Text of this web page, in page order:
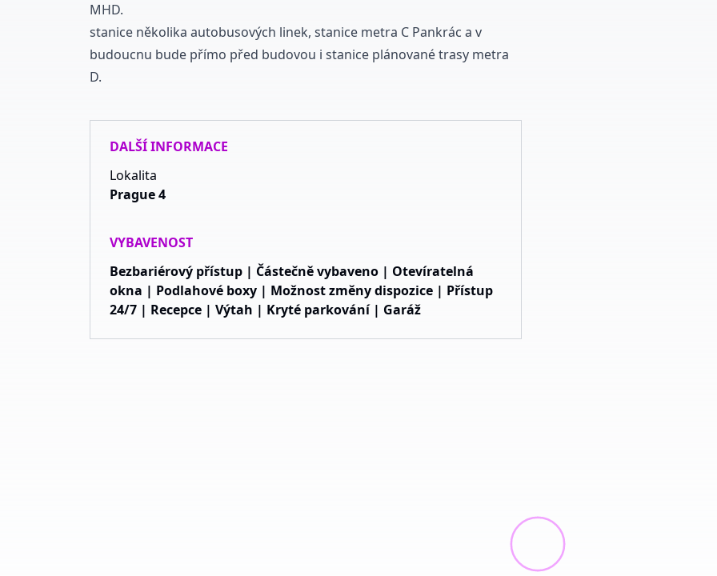
MHD.
stanice několika autobusových linek, stanice metra C Pankrác a v
budoucnu bude přímo před budovou i stanice plánované trasy metra
D.
DALŠÍ INFORMACE
Lokalita
Prague 4
VYBAVENOST
Bezbariérový přístup | Částečně vybaveno | Otevíratelná
okna | Podlahové boxy | Možnost změny dispozice | Přístup
24/7 | Recepce | Výtah | Kryté parkování | Garáž